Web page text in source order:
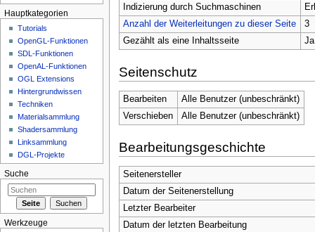
Indizierung durch Suchmaschinen
Anzahl der Weiterleitungen zu dieser Seite
3
Gezählt als eine Inhaltsseite
Ja
Seitenschutz
Bearbeiten
Alle Benutzer (unbeschränkt)
Verschieben
Alle Benutzer (unbeschränkt)
Bearbeitungsgeschichte
Seitenersteller
Datum der Seitenerstellung
Letzter Bearbeiter
Datum der letzten Bearbeitung
Hauptkategorien
Tutorials
OpenGL-Funktionen
SDL-Funktionen
OpenAL-Funktionen
OGL Extensions
Hintergrundwissen
Techniken
Materialsammlung
Shadersammlung
Linksammlung
DGL-Projekte
Suche
Werkzeuge